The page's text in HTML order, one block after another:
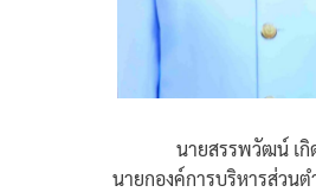
นายสรรพวัฒน์ เกิ
นายกองค์การบริหารส่วน